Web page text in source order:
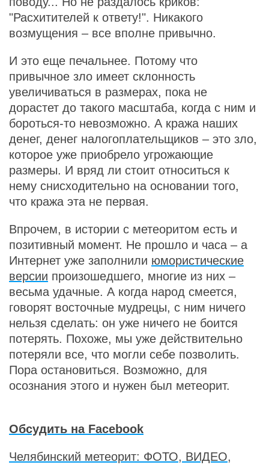
"Расхитителей к ответу!". Никакого
возмущения – все вполне привычно.
И это еще печальнее. Потому что
привычное зло имеет склонность
увеличиваться в размерах, пока не
дорастет до такого масштаба, когда с ним и
бороться-то невозможно. А кража наших
денег, денег налогоплательщиков – это зло,
которое уже приобрело угрожающие
размеры. И вряд ли стоит относиться к
нему снисходительно на основании того,
что кража эта не первая.
Впрочем, в истории с метеоритом есть и
позитивный момент. Не прошло и часа – а
Интернет уже заполнили юмористические
версии произошедшего, многие из них –
весьма удачные. А когда народ смеется,
говорят восточные мудрецы, с ним ничего
нельзя сделать: он уже ничего не боится
потерять. Похоже, мы уже действительно
потеряли все, что могли себе позволить.
Пора остановиться. Возможно, для
осознания этого и нужен был метеорит.
Обсудить на Facebook
Челябинский метеорит: ФОТО, ВИДЕО,